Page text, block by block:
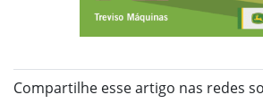
Compartilhe esse artigo nas redes